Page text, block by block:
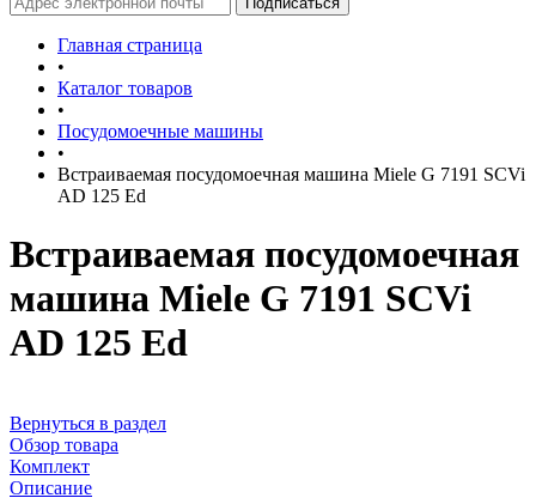
Главная страница
•
Каталог товаров
•
Посудомоечные машины
•
Встраиваемая посудомоечная машина Miele G 7191 SCVi
AD 125 Ed
Встраиваемая посудомоечная
машина Miele G 7191 SCVi
AD 125 Ed
Вернуться в раздел
Обзор товара
Комплект
Описание